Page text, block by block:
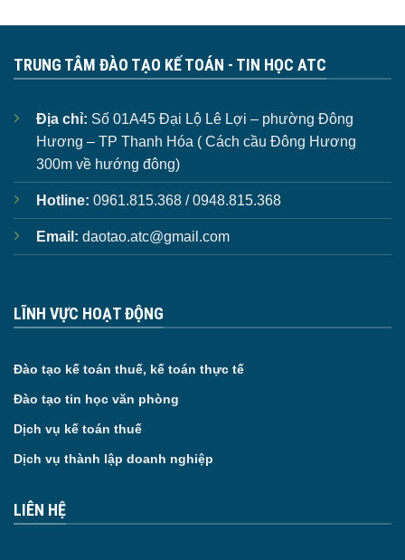
TRUNG TÂM ĐÀO TẠO KẾ TOÁN - TIN HỌC ATC
Địa chỉ: Số 01A45 Đại Lộ Lê Lợi – phường Đông
Hương – TP Thanh Hóa ( Cách cầu Đông Hương
300m về hướng đông)
Hotline: 0961.815.368 / 0948.815.368
Email: daotao.atc@gmail.com
LĨNH VỰC HOẠT ĐỘNG
Đào tạo kế toán thuế, kế toán thực tế
Đào tạo tin học văn phòng
Dịch vụ kế toán thuế
Dịch vụ thành lập doanh nghiệp
LIÊN HỆ